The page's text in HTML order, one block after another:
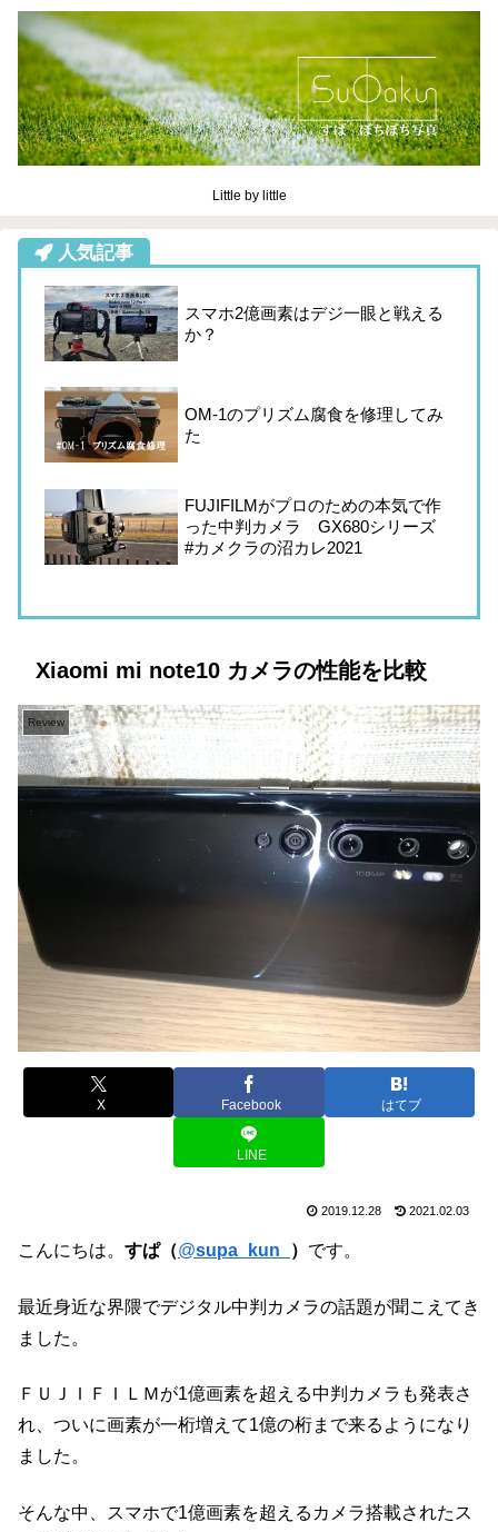
Little by little
人気記事
スマホ2億画素はデジ一眼と戦える
か？
OM-1のプリズム腐食を修理してみ
た
FUJIFILMがプロのための本気で作
った中判カメラ GX680シリーズ
#カメクラの沼カレ2021
Xiaomi mi note10 カメラの性能を比較
Review
X Facebook はてブ
LINE
2019.12.28 2021.02.03
こんにちは。 すぱ（@supa_kun_ ） です。
最近身近な界隈でデジタル中判カメラの話題が聞こえてき
ました。
ＦＵＪＩＦＩＬＭが1億画素を超える中判カメラも発表さ
れ、ついに画素が一桁増えて1億の桁まで来るようになり
ました。
そんな中、スマホで1億画素を超えるカメラ搭載されたス